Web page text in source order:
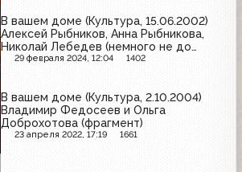
В вашем доме (Культура, 15.06.2002)
Алексей Рыбников, Анна Рыбникова,
Николай Лебедев (немного не до
конца)
29 февраля 2024, 12:04 1402
В вашем доме (Культура, 2.10.2004)
Владимир Федосеев и Ольга
Доброхотова (фрагмент)
23 апреля 2022, 17:19 1661